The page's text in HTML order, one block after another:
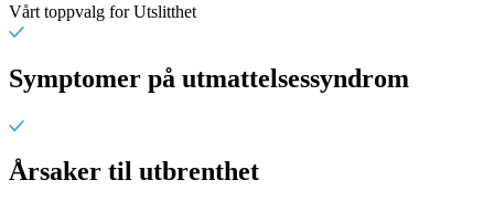
Vårt toppvalg for Utslitthet
Symptomer på utmattelsessyndrom
Årsaker til utbrenthet